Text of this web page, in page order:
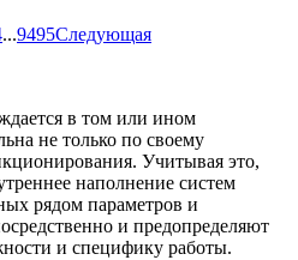
...9495Следующая
в том или ином
не только по своему
Учитывая это,
наполнение систем
рядом параметров и
и предопределяют
и специфику работы.